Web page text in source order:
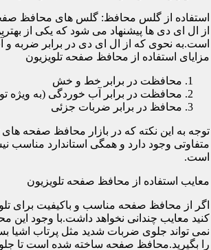
استفاده از گلس محافظ: گلس های محافظ
از ال ای دی ها پیشنهاد می شود که یکی از
است.به نحوی که از ال ای دی در برابر ضربه
مزایای استفاده از محافظ صفحه تلویزیون
محافظت در برابر خط و خش
محافظت در برابر آب خوردگی (به ویژه
محافظ در برابر ضربات جزئی
توجه به این نکته که در بازار محافظ صفحه های
متفاوتی وجود دارد و همگی استاندارد مناسب
است.
معایب استفاده از محافظ صفحه تلویزیون
اگر از محافظ صفحه مناسب و باکیفیت برای
کنید معایب چندانی نخواهد داشت.با وجود این
نمی تواند جلوی ضربات شدید مثل پرتاب اشیا
را بگیرید.محافظ صفحه ساخته شده است تا